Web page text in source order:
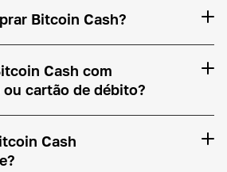
Bitcoin Cash?
Cash com
cartão de débito?
Cash